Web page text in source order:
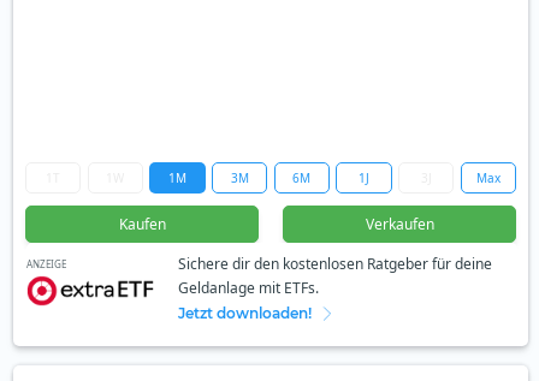
1M 3M 6M 1J Max
Kaufen Verkaufen
ANZEIGE
Sichere dir den kostenlosen Ratgeber für deine
Geldanlage mit ETFs.
Jetzt downloaden!